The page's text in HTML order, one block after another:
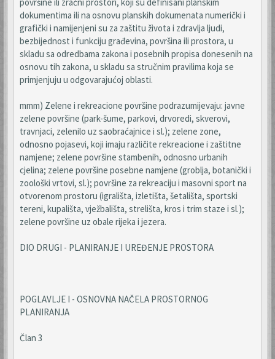
dokumentima ili na osnovu planskih dokumenata numerički i
grafički i namijenjeni su za zaštitu života i zdravlja ljudi,
bezbijednost i funkciju građevina, površina ili prostora, u
skladu sa odredbama zakona i posebnih propisa donesenih na
osnovu tih zakona, u skladu sa stručnim pravilima koja se
primjenjuju u odgovarajućoj oblasti.
mmm) Zelene i rekreacione površine podrazumijevaju: javne
zelene površine (park-šume, parkovi, drvoredi, skverovi,
travnjaci, zelenilo uz saobraćajnice i sl.); zelene zone,
odnosno pojasevi, koji imaju različite rekreacione i zaštitne
namjene; zelene površine stambenih, odnosno urbanih
cjelina; zelene površine posebne namjene (groblja, botanički i
zoološki vrtovi, sl.); površine za rekreaciju i masovni sport na
otvorenom prostoru (igrališta, izletišta, šetališta, sportski
tereni, kupališta, vježbališta, strelišta, kros i trim staze i sl.);
zelene površine uz obale rijeka i jezera.
DIO DRUGI - PLANIRANJE I UREĐENJE PROSTORA
POGLAVLJE I - OSNOVNA NAČELA PROSTORNOG
PLANIRANJA
Član 3